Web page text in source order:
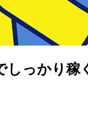
しっかり